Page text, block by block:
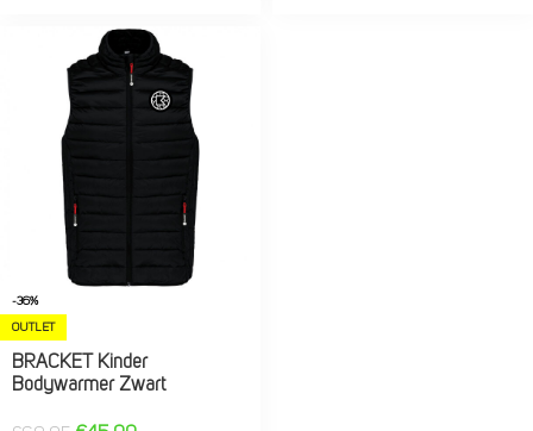
-36%
OUTLET
BRACKET Kinder
Bodywarmer Zwart